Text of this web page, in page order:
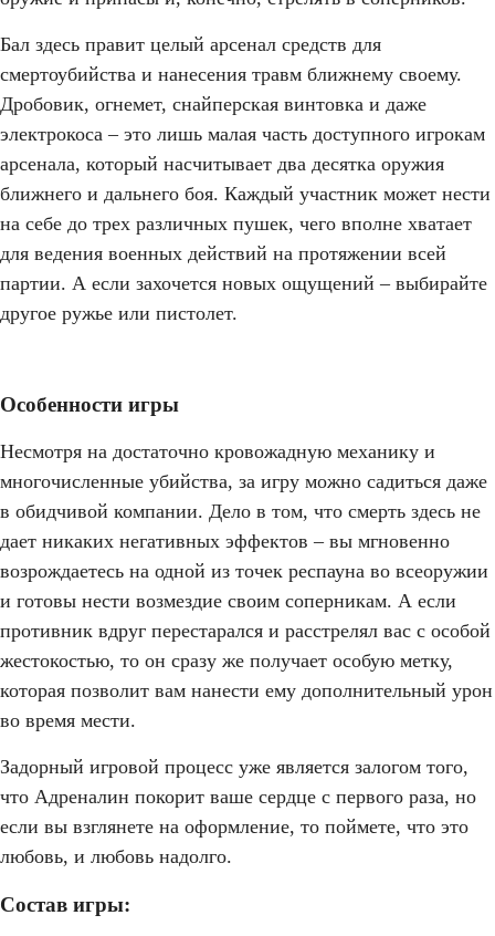
Бал здесь правит целый арсенал средств для
смертоубийства и нанесения травм ближнему своему.
Дробовик, огнемет, снайперская винтовка и даже
электрокоса – это лишь малая часть доступного игрокам
арсенала, который насчитывает два десятка оружия
ближнего и дальнего боя. Каждый участник может нести
на себе до трех различных пушек, чего вполне хватает
для ведения военных действий на протяжении всей
партии. А если захочется новых ощущений – выбирайте
другое ружье или пистолет.
Особенности игры
Несмотря на достаточно кровожадную механику и
многочисленные убийства, за игру можно садиться даже
в обидчивой компании. Дело в том, что смерть здесь не
дает никаких негативных эффектов – вы мгновенно
возрождаетесь на одной из точек респауна во всеоружии
и готовы нести возмездие своим соперникам. А если
противник вдруг перестарался и расстрелял вас с особой
жестокостью, то он сразу же получает особую метку,
которая позволит вам нанести ему дополнительный урон
во время мести.
Задорный игровой процесс уже является залогом того,
что Адреналин покорит ваше сердце с первого раза, но
если вы взглянете на оформление, то поймете, что это
любовь, и любовь надолго.
Состав игры: